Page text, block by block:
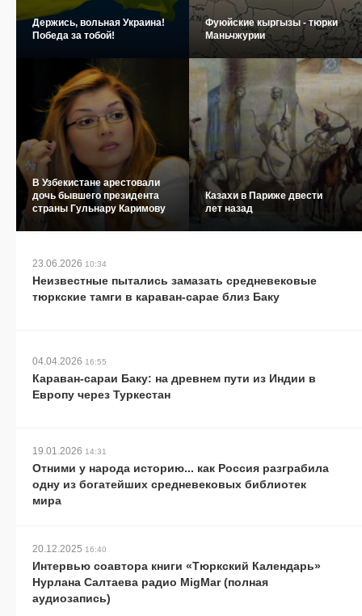
Держись, вольная Украина!
Победа за тобой!
Фуюйские кыргызы - тюрки
Маньчжурии
В Узбекистане арестовали
дочь бывшего президента
страны Гульнару Каримову
Казахи в Париже двести
лет назад
23.06.2026 10:34
Неизвестные пытались замазать средневековые
тюркские тамги в караван-сарае близ Баку
04.04.2026 16:55
Караван-сараи Баку: на древнем пути из Индии в
Европу через Туркестан
19.01.2026 14:31
Отними у народа историю... как Россия разграбила
одну из богатейших средневековых библиотек
мира
20.12.2025 16:40
Интервью соавтора книги «Тюркский Календарь»
Нурлана Салтаева радио MigMar (полная
аудиозапись)